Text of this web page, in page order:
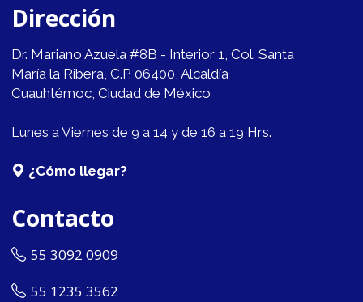
Dirección
Dr. Mariano Azuela #8B - Interior 1, Col. Santa
María la Ribera, C.P. 06400, Alcaldía
Cuauhtémoc, Ciudad de México
Lunes a Viernes de 9 a 14 y de 16 a 19 Hrs.
¿Cómo llegar?
Contacto
55 3092 0909
55 1235 3562